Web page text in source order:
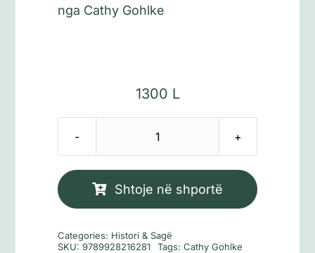
nga Cathy Gohlke
1300 L
Sasi
vajza
do
Shtoje në shportë
Categories: Histori & Sagë
SKU:9789928216281 Tags:Cathy Gohlke